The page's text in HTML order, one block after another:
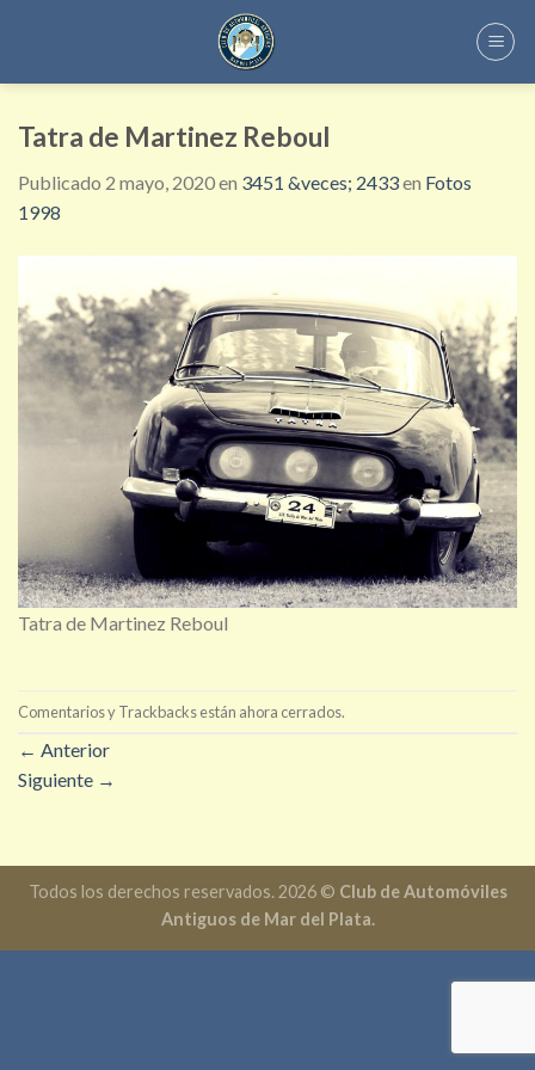
Tatra de Martinez Reboul
Publicado 2 mayo, 2020en 3451 &veces; 2433en Fotos
1998
Tatra de Martinez Reboul
Comentarios y Trackbacks están ahora cerrados.
← Anterior
Siguiente →
Todos los derechos reservados. 2026 © Club de Automóviles
Antiguos de Mar del Plata.